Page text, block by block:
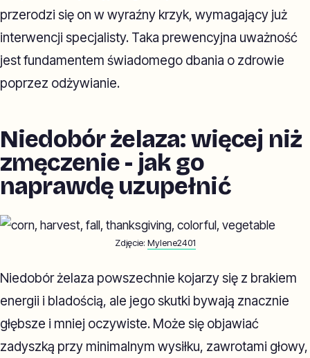
przerodzi się on w wyraźny krzyk, wymagający już
interwencji specjalisty. Taka prewencyjna uważność
jest fundamentem świadomego dbania o zdrowie
poprzez odżywianie.
Niedobór żelaza: więcej niż
zmęczenie - jak go
naprawdę uzupełnić
Zdjęcie: Mylene2401
Niedobór żelaza powszechnie kojarzy się z brakiem
energii i bladością, ale jego skutki bywają znacznie
głębsze i mniej oczywiste. Może się objawiać
zadyszką przy minimalnym wysiłku, zawrotami głowy,